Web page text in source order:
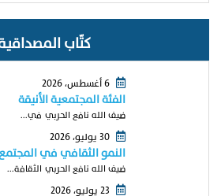
كتّاب
6 أغسطس، 2026
الفئة المجتمعية الأنيقة
ضيف الله نافع الحربي في...
30 يوليو، 2026
النمو الثقافي في
ضيف الله نافع الحربي الثقافة...